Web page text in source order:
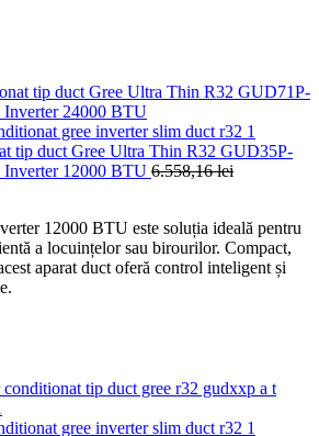
tip duct Gree Ultra Thin R32 GUD35P-
12000 BTU 6.558,16lei
12000 BTU este soluția ideală pentru
a locuințelor sau birourilor. Compact,
aparat duct oferă control inteligent și